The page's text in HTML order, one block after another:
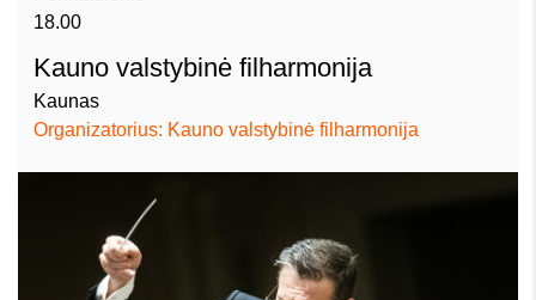
18.00
Kauno valstybinė filharmonija
Kaunas
Organizatorius: Kauno valstybinė filharmonija